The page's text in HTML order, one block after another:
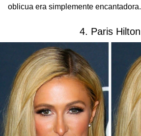
oblicua era simplemente encantadora.
4. Paris Hilton